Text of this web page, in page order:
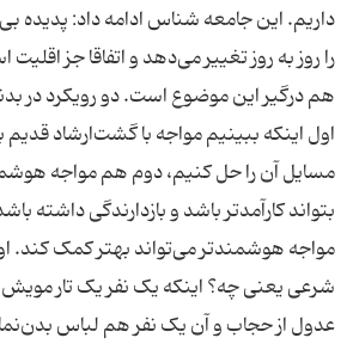
داریم. این جامعه شناس ادامه داد: پدیده
را روز به روز تغییر می‌دهد و اتفاقا جز
هم درگیر این موضوع است. دو رویکرد در
اول اینکه ببینیم مواجه با گشت‌ارشاد
مسايل آن را حل کنیم، دوم هم مواجه
بتواند کارآمدتر باشد و بازدارندگی داشته
مواجه هوشمندتر می‌تواند بهتر کمک کند.
شرعی یعنی چه؟ اینکه یک نفر یک تار
عدول از حجاب و آن یک نفر هم لباس